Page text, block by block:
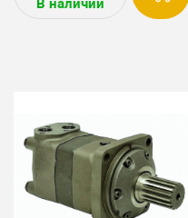
1063007793 и Ropa арт.
В наличии